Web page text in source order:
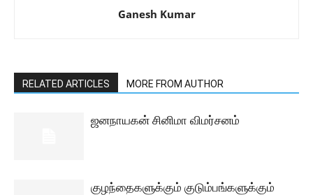
Ganesh Kumar
RELATED ARTICLES MORE FROM AUTHOR
ஜனநாயகன் சினிமா விமர்சனம்
குழந்தைகளுக்கும் குடும்பங்களுக்கும்